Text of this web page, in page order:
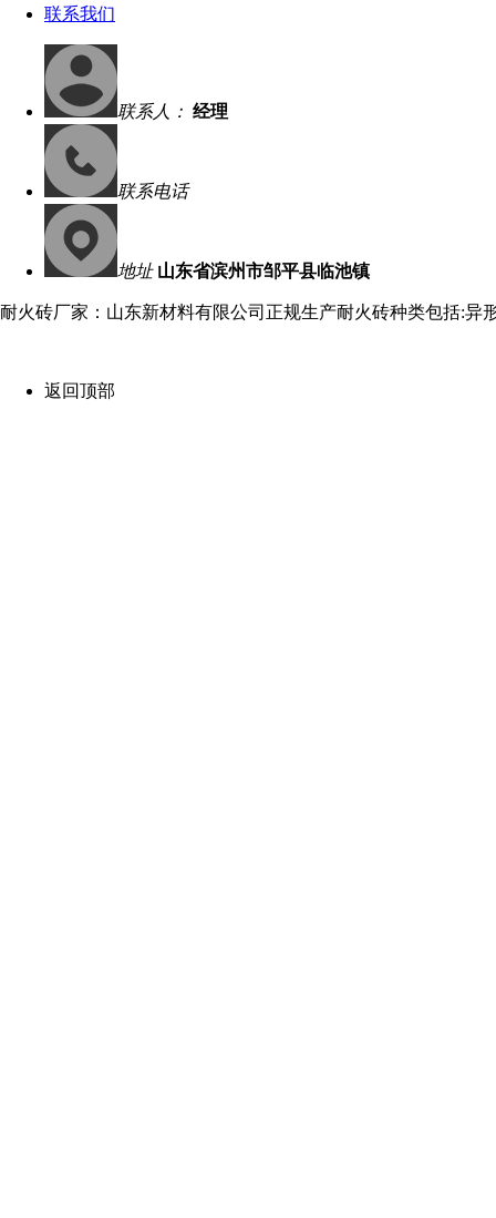
联系我们
联系人： 经理
联系电话
地址 山东省滨州市邹平县临池镇
耐火砖厂家：山东新材料有限公司正规生产耐火砖种类包括:异
返回顶部